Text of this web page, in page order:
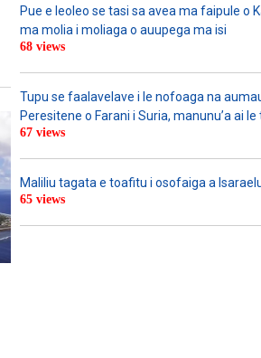
Pue e leoleo se tasi sa avea ma faipule o
ma molia i moliaga o auupega ma isi
68 views
Tupu se faalavelave i le nofoaga na
Peresitene o Farani i Suria, manunu’a ai
67 views
Maliliu tagata e toafitu i osofaiga a
65 views